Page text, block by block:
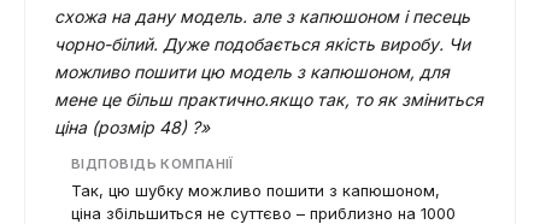
схожа на дану модель. але з капюшоном і песець
чорно-білий. Дуже подобається якість виробу. Чи
можливо пошити цю модель з капюшоном, для
мене це більш практично.якщо так, то як зміниться
ціна (розмір 48) ?»
ВІДПОВІДЬ КОМПАНІЇ
Так, цю шубку можливо пошити з капюшоном,
ціна збільшиться не суттєво – приблизно на 1000